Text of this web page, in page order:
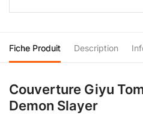
Fiche Produit Description
Couverture Giyu
Demon Slayer